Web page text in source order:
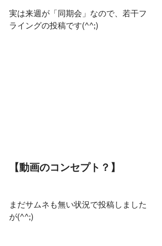
実は来週が「同期会」なので、若干フ
ライングの投稿です(^^;)
【動画のコンセプト？】
まだサムネも無い状況で投稿しました
が(^^;)